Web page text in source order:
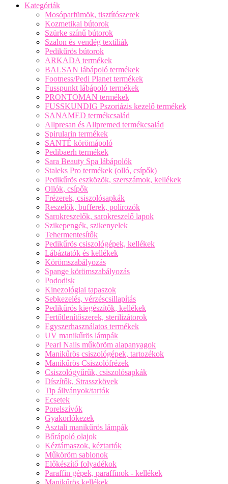
Kategóriák
Mosóparfümök, tisztítószerek
Kozmetikai bútorok
Szürke színű bútorok
Szalon és vendég textíliák
Pedikűrös bútorok
ARKADA termékek
BALSAN lábápoló termékek
Footness/Pedi Planet termékek
Fusspunkt lábápoló termékek
PRONTOMAN termékek
FUSSKUNDIG Pszoriázis kezelő termékek
SANAMED termékcsalád
Allpresan és Allpremed termékcsalád
Spirularin termékek
SANTÉ körömápoló
Pedibaerh termékek
Sara Beauty Spa lábápolók
Staleks Pro termékek (olló, csípők)
Pedikűrös eszközök, szerszámok, kellékek
Ollók, csípők
Frézerek, csiszolósapkák
Reszelők, bufferek, polírozók
Sarokreszelők, sarokreszelő lapok
Szikepengék, szikenyelek
Tehermentesítők
Pedikűrös csiszológépek, kellékek
Lábáztatók és kellékek
Körömszabályozás
Spange körömszabályozás
Pododisk
Kinezológiai tapaszok
Sebkezelés, vérzéscsillapítás
Pedikűrös kiegészítők, kellékek
Fertőtlenítőszerek, sterilizátorok
Egyszerhasználatos termékek
UV manikűrös lámpák
Pearl Nails műköröm alapanyagok
Manikűrös csiszológépek, tartozékok
Manikűrös Csiszolófrézek
Csiszológyűrűk, csiszolósapkák
Díszítők, Strasszkövek
Tip állványok/tartók
Ecsetek
Porelszívók
Gyakorlókezek
Asztali manikűrös lámpák
Bőrápoló olajok
Kéztámaszok, kéztartók
Műköröm sablonok
Előkészítő folyadékok
Paraffin gépek, paraffinok - kellékek
Manikűrös kellékek